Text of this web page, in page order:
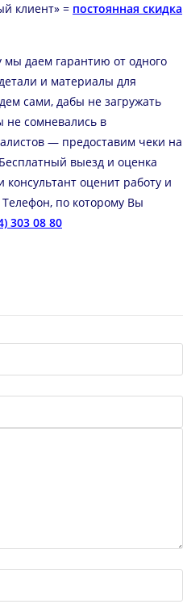
клиент» = постоянная скидка
даем гарантию от одного
и материалы для
сами, дабы не загружать
не сомневались в
— предоставим чеки на
выезд и оценка
оценит работу и
по которому Вы
303 08 80